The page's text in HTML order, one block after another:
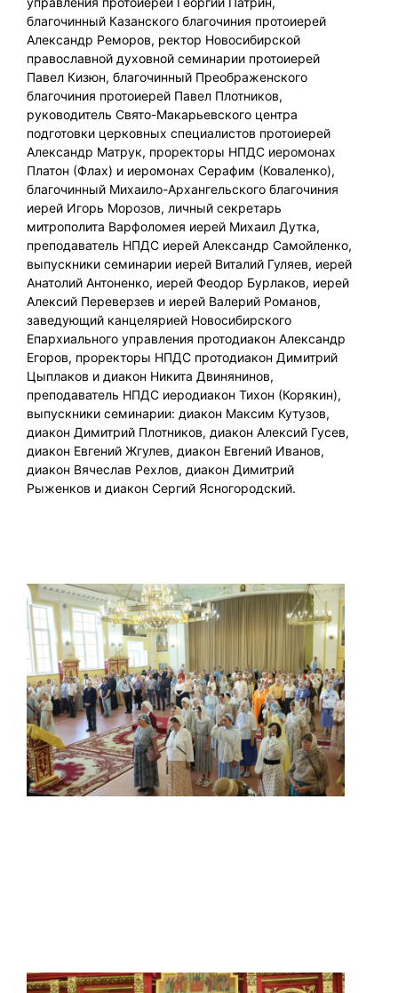
благочинный Казанского благочиния протоиерей
Александр Реморов, ректор Новосибирской
православной духовной семинарии протоиерей
Павел Кизюн, благочинный Преображенского
благочиния протоиерей Павел Плотников,
руководитель Свято-Макарьевского центра
подготовки церковных специалистов протоиерей
Александр Матрук, проректоры НПДС иеромонах
Платон (Флах) и иеромонах Серафим (Коваленко),
благочинный Михаило-Архангельского благочиния
иерей Игорь Морозов, личный секретарь
митрополита Варфоломея иерей Михаил Дутка,
преподаватель НПДС иерей Александр Самойленко,
выпускники семинарии иерей Виталий Гуляев, иерей
Анатолий Антоненко, иерей Феодор Бурлаков, иерей
Алексий Переверзев и иерей Валерий Романов,
заведующий канцелярией Новосибирского
Епархиального управления протодиакон Александр
Егоров, проректоры НПДС протодиакон Димитрий
Цыплаков и диакон Никита Двинянинов,
преподаватель НПДС иеродиакон Тихон (Корякин),
выпускники семинарии: диакон Максим Кутузов,
диакон Димитрий Плотников, диакон Алексий Гусев,
диакон Евгений Жгулев, диакон Евгений Иванов,
диакон Вячеслав Рехлов, диакон Димитрий
Рыженков и диакон Сергий Ясногородский.